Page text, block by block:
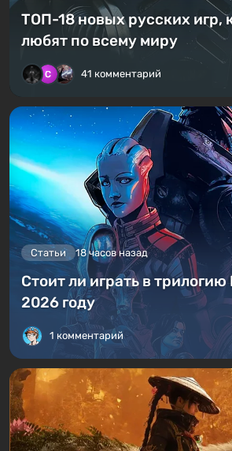
ТОП-18 новых русских игр,
любят по всему миру
41 комментарий
Статьи 18 часов назад
Стоит ли играть в
2026 году
1 комментарий